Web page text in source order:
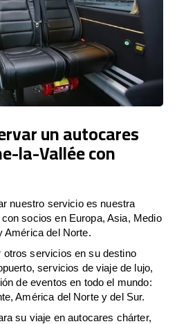
un autocares
la-Vallée con
nuestro servicio es nuestra
socios en Europa, Asia, Medio
América del Norte.
otros servicios en su destino
servicios de viaje de lujo,
de eventos en todo el mundo:
América del Norte y del Sur.
su viaje en autocares chárter,